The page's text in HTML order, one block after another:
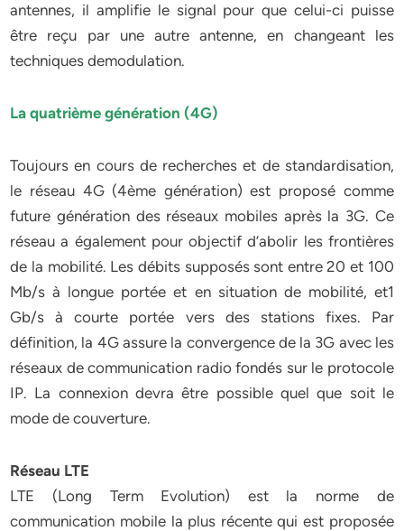
antennes, il amplifie le signal pour que celui-ci puisse
être reçu par une autre antenne, en changeant les
techniques demodulation.
La quatrième génération (4G)
Toujours en cours de recherches et de standardisation,
le réseau 4G (4ème génération) est proposé comme
future génération des réseaux mobiles après la 3G. Ce
réseau a également pour objectif d’abolir les frontières
de la mobilité. Les débits supposés sont entre 20 et 100
Mb/s à longue portée et en situation de mobilité, et1
Gb/s à courte portée vers des stations fixes. Par
définition, la 4G assure la convergence de la 3G avec les
réseaux de communication radio fondés sur le protocole
IP. La connexion devra être possible quel que soit le
mode de couverture.
Réseau LTE
LTE (Long Term Evolution) est la norme de
communication mobile la plus récente qui est proposée